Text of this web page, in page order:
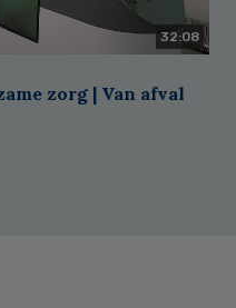
32:08
zorg | Van afval